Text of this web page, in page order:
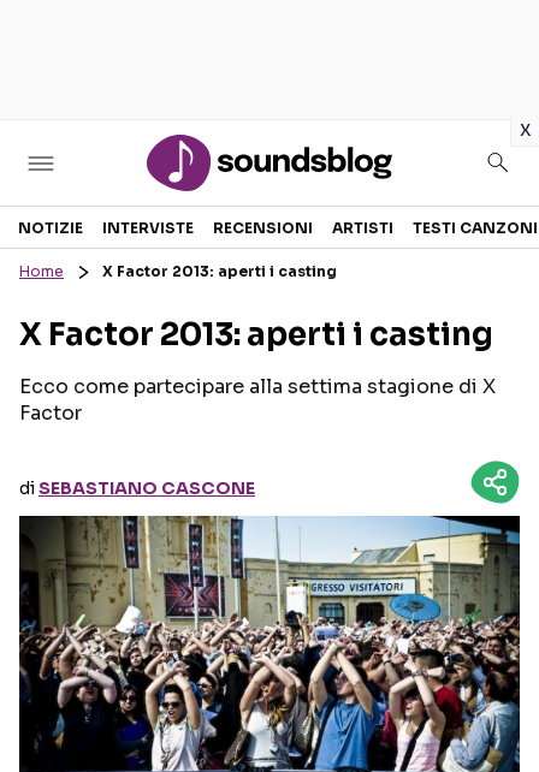
x
Sezioni
RECENSIONI MUSICALI
GOSSIP E CURIOSITÀ
TESTI CANZONI
TOUR ED EVENTI
Seguici sui social
NOTIZIE INTERVISTE RECENSIONI ARTISTI TESTI CANZONI
Home X Factor 2013: aperti i casting
X Factor 2013: aperti i casting
Ecco come partecipare alla settima stagione di X
Factor
diSEBASTIANO CASCONE